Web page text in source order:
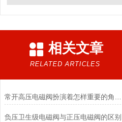
相关文章
RELATED ARTICLES
负压卫生级电磁阀与正压电磁阀的区别